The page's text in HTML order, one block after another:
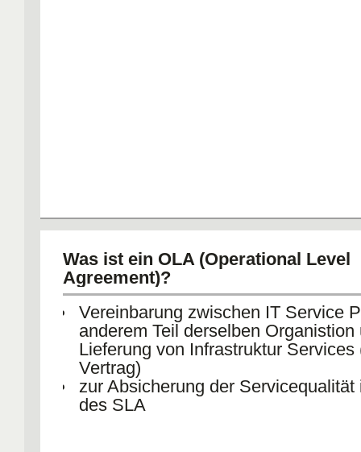
Was ist ein OLA (Operational Level
Agreement)?
Vereinbarung zwischen IT Service
anderem Teil derselben Organistion
Lieferung von Infrastruktur Services
Vertrag)
zur Absicherung der Servicequalität
des SLA